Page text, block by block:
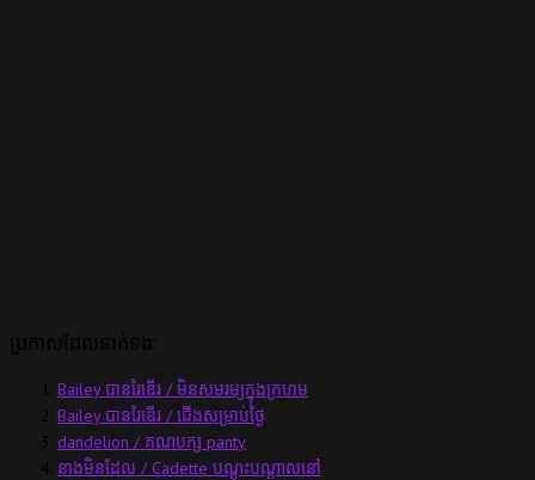
Bailey បានរៃឌើរ / មិនសមរម្យក្នុងក្រហម
Bailey បានរៃឌើរ / ជើងសម្រាប់ថ្ងៃ
dandelion / គណបក្ស panty
នាងមិនដែល / Cadette បណ្តុះបណ្តាលនៅ